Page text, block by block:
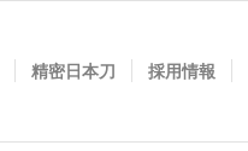
精密日本刀 採用情報